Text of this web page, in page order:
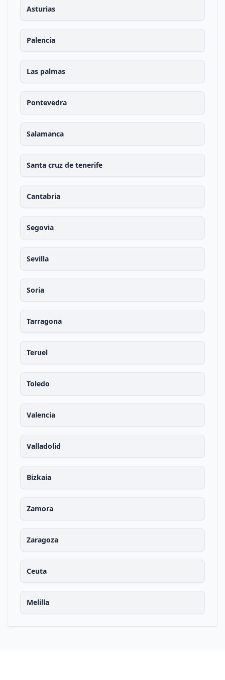
Asturias
Palencia
Las palmas
Pontevedra
Salamanca
Santa cruz de tenerife
Cantabria
Segovia
Sevilla
Soria
Tarragona
Teruel
Toledo
Valencia
Valladolid
Bizkaia
Zamora
Zaragoza
Ceuta
Melilla